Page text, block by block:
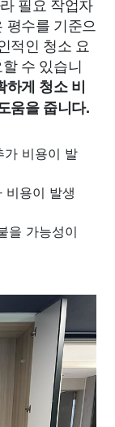
평수를 기준으
적인 청소 요
수 있습니
하게 청소 비
움을 줍니다.
가 비용이 발
비용이 발생
을 가능성이